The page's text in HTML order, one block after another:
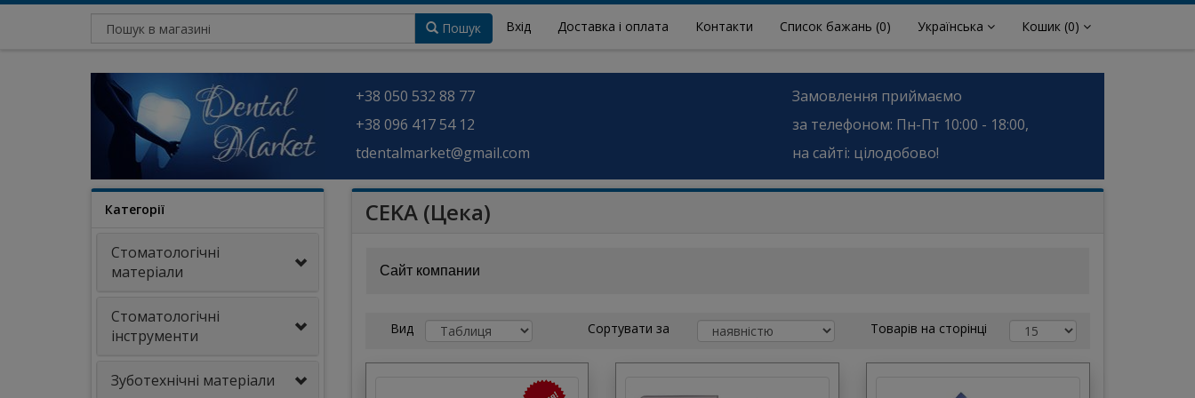
Вхід Доставка і оплата Контакти Список бажань (0) Українська Кошик (0)
Пошук
+38 050 532 88 77
+38 096 417 54 12
tdentalmarket@gmail.com
Замовлення приймаємо
за телефоном: Пн-Пт 10:00 - 18:00,
на сайті: цілодобово!
Категорії
Стоматологічні
матеріали
Стоматологічні
інструменти
Зуботехнічні матеріали
CEKA (Цека)
Сайт компании
Вид Сортувати за Товарів на сторінці